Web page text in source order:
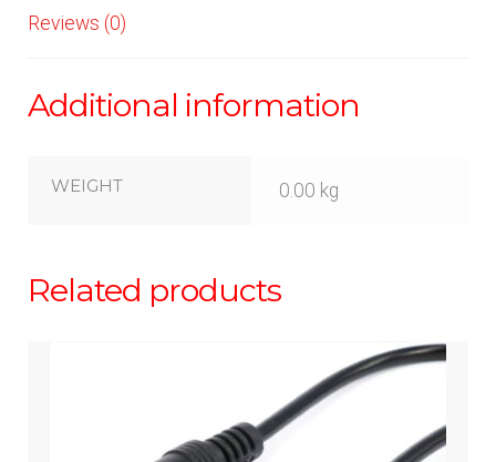
Reviews (0)
Additional information
WEIGHT 0.00 kg
Related products